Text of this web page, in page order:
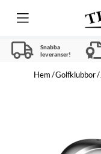
Snabba
leveranser!
Hem Golfklubbor